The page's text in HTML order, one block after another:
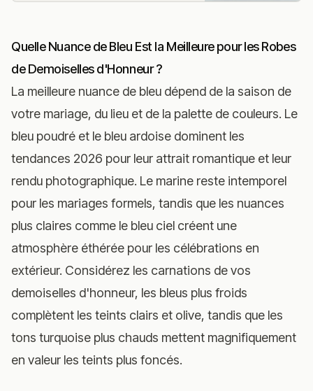
Quelle Nuance de Bleu Est la Meilleure pour les Robes
de Demoiselles d'Honneur ?
La meilleure nuance de bleu dépend de la saison de
votre mariage, du lieu et de la palette de couleurs. Le
bleu poudré et le bleu ardoise dominent les
tendances 2026 pour leur attrait romantique et leur
rendu photographique. Le marine reste intemporel
pour les mariages formels, tandis que les nuances
plus claires comme le bleu ciel créent une
atmosphère éthérée pour les célébrations en
extérieur. Considérez les carnations de vos
demoiselles d'honneur, les bleus plus froids
complètent les teints clairs et olive, tandis que les
tons turquoise plus chauds mettent magnifiquement
en valeur les teints plus foncés.